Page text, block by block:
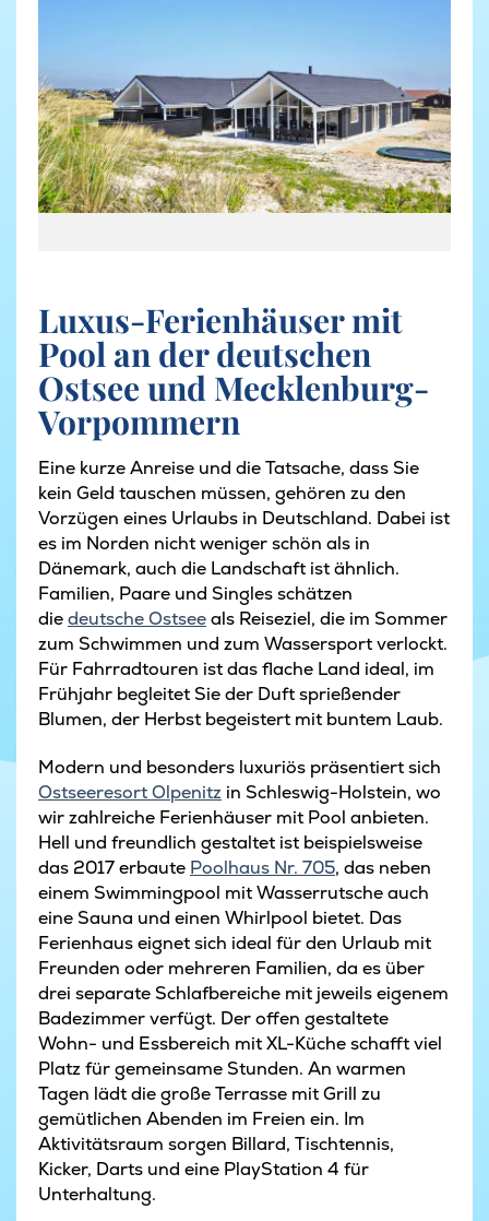
Luxus-Ferienhäuser mit
Pool an der deutschen
Ostsee und Mecklenburg-
Vorpommern
Eine kurze Anreise und die Tatsache, dass Sie
kein Geld tauschen müssen, gehören zu den
Vorzügen eines Urlaubs in Deutschland. Dabei ist
es im Norden nicht weniger schön als in
Dänemark, auch die Landschaft ist ähnlich.
Familien, Paare und Singles schätzen
diedeutsche Ostseeals Reiseziel, die im Sommer
zum Schwimmen und zum Wassersport verlockt.
Für Fahrradtouren ist das flache Land ideal, im
Frühjahr begleitet Sie der Duft sprießender
Blumen, der Herbst begeistert mit buntem Laub.
Modern und besonders luxuriös präsentiert sich
Ostseeresort Olpenitz in Schleswig-Holstein, wo
wir zahlreiche Ferienhäuser mit Pool anbieten.
Hell und freundlich gestaltet ist beispielsweise
das 2017 erbaute Poolhaus Nr. 705, das neben
einem Swimmingpool mit Wasserrutsche auch
eine Sauna und einen Whirlpool bietet. Das
Ferienhaus eignet sich ideal für den Urlaub mit
Freunden oder mehreren Familien, da es über
drei separate Schlafbereiche mit jeweils eigenem
Badezimmer verfügt. Der offen gestaltete
Wohn- und Essbereich mit XL-Küche schafft viel
Platz für gemeinsame Stunden. An warmen
Tagen lädt die große Terrasse mit Grill zu
gemütlichen Abenden im Freien ein. Im
Aktivitätsraum sorgen Billard, Tischtennis,
Kicker, Darts und eine PlayStation 4 für
Unterhaltung.